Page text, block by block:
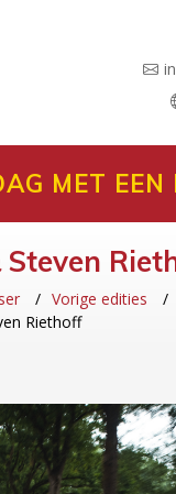
MET EEN
Steven
Vorige edities
Riethoff